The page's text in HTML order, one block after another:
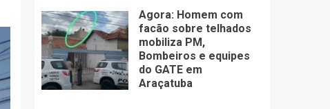
Agora: Homem com
facão sobre telhados
mobiliza PM,
Bombeiros e equipes
do GATE em
Araçatuba